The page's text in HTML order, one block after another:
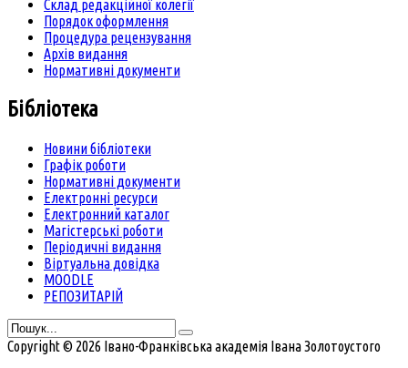
Склад редакційної колегії
Порядок оформлення
Процедура рецензування
Архів видання
Нормативні документи
Бібліотека
Новини бібліотеки
Графік роботи
Нормативні документи
Електронні ресурси
Електронний каталог
Магістерські роботи
Періодичні видання
Віртуальна довідка
MOODLE
РЕПОЗИТАРІЙ
Copyright © 2026 Івано-Франківська академія Івана Золотоустого